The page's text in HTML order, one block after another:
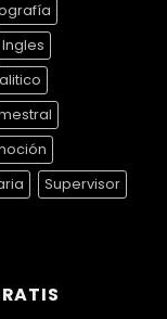
Ingles
Supervisor